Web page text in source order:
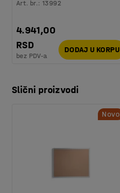
Art. br.:13992
4.941,00
RSD
bez PDV-a
DODAJ U KORPU
Slični proizvodi
Novo